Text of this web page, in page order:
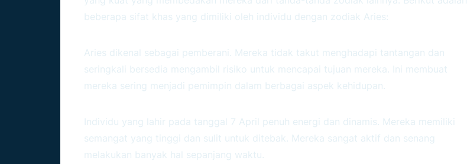
beberapa sifat khas yang dimiliki oleh individu dengan zodiak Aries:
Aries dikenal sebagai pemberani. Mereka tidak takut menghadapi tantangan dan
seringkali bersedia mengambil risiko untuk mencapai tujuan mereka. Ini membuat
mereka sering menjadi pemimpin dalam berbagai aspek kehidupan.
Individu yang lahir pada tanggal 7 April penuh energi dan dinamis. Mereka memiliki
semangat yang tinggi dan sulit untuk ditebak. Mereka sangat aktif dan senang
melakukan banyak hal sepanjang waktu.